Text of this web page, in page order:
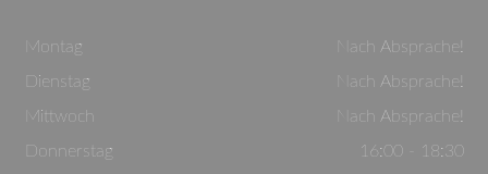
Montag
Nach Absprache!
Dienstag
Nach Absprache!
Mittwoch
Nach Absprache!
Donnerstag
16:00 - 18:30